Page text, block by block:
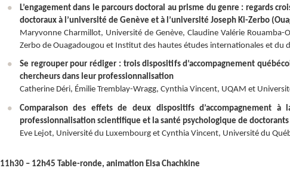
L’engagement dans le parcours doctoral au prisme du genre : regards
doctoraux à l’université de Genève et à l’université Joseph Ki-Zerbo
Maryvonne Charmillot, Université de Genève, Claudine Valérie Rouamba-
Zerbo de Ouagadougou et Institut des hautes études internationales et du
Se regrouper pour rédiger : trois dispositifs d’accompagnement
chercheurs dans leur professionnalisation
Catherine Déri, Émilie Tremblay-Wragg, Cynthia Vincent, UQAM et
Comparaison des effets de deux dispositifs d’accompagnement
professionnalisation scientifique et la santé psychologique de doctorants
Eve Lejot, Université du Luxembourg et Cynthia Vincent, Université du
11h30 – 12h45 Table-ronde, animation Elsa Chachkine